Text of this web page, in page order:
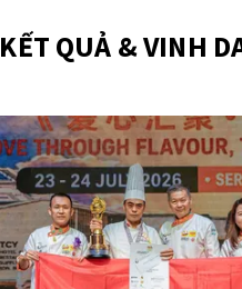
KẾT QUẢ & VINH